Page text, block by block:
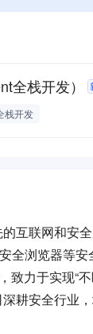
全栈开发）
栈开发
互联网和安
全浏览器等安
致力于实现“
耕安全行业
力，同时积